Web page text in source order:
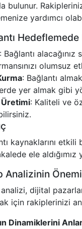
bulunur.
yardımcı
: Bağlantı
olumsuz
: Bağlantı
yer almak gibi
: Kaliteli ve
kaynaklarını
ele
Analizinin
dijital
için rakiplerinizi
Dinamiklerini